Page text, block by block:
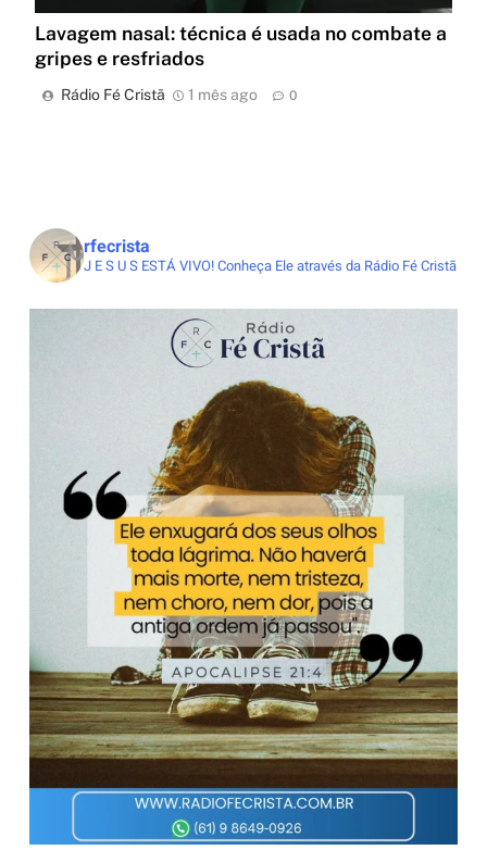
Lavagem nasal: técnica é usada no combate a
gripes e resfriados
Rádio Fé Cristã 1 mês ago 0
rfecrista
J E S U S ESTÁ VIVO!Conheça Ele através da Rádio Fé Cristã